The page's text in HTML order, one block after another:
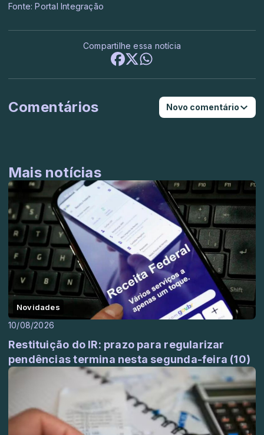
Fonte: Portal Integração
Compartilhe essa notícia
Comentários Novo comentário
Mais notícias
Novidades
10/08/2026
Restituição do IR: prazo para regularizar
pendências termina nesta segunda-feira (10)